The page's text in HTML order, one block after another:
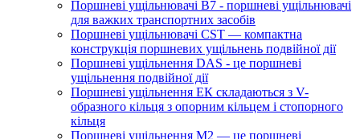
Поршневі ущільнювачі B7 - поршневі ущільнювачі
для важких транспортних засобів
Поршневі ущільнювачі CST — компактна
конструкція поршневих ущільнень подвійної дії
Поршневі ущільнення DAS - це поршневі
ущільнення подвійної дії
Поршневі ущільнення ЕК складаються з V-
образного кільця з опорним кільцем і стопорного
кільця
Поршневі ущільнення M2 — це поршневі